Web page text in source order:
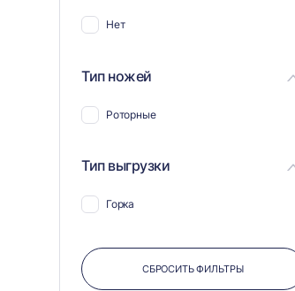
Нет
Тип ножей
Роторные
Тип выгрузки
Горка
СБРОСИТЬ ФИЛЬТРЫ